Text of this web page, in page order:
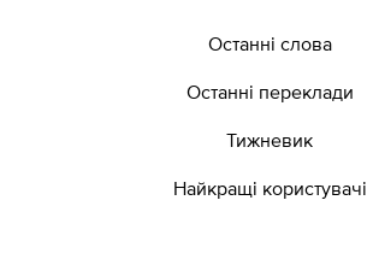
Останні слова
Останні переклади
Тижневик
Найкращі користувачі